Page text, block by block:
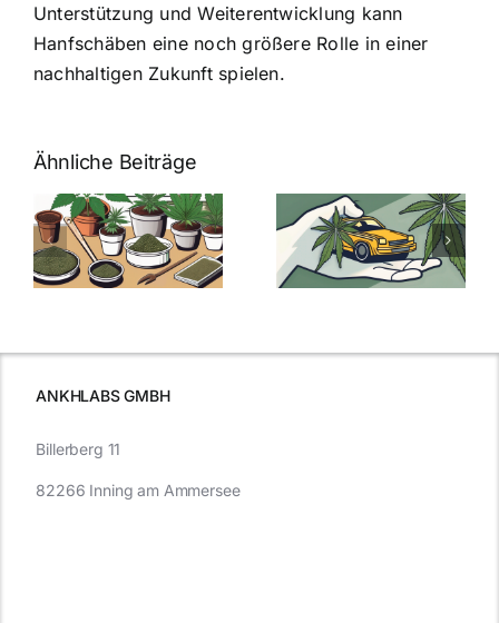
Unterstützung und Weiterentwicklung kann
Hanfschäben eine noch größere Rolle in einer
nachhaltigen Zukunft spielen.
Ähnliche Beiträge
Neue THC-
Grenzwert-
Regelung:
Was Sie über
Cannabis und
müssen
Cannabis
Samen
kaufen: Alles
was Sie
ANKHLABS GMBH
Billerberg 11
82266 Inning am Ammersee